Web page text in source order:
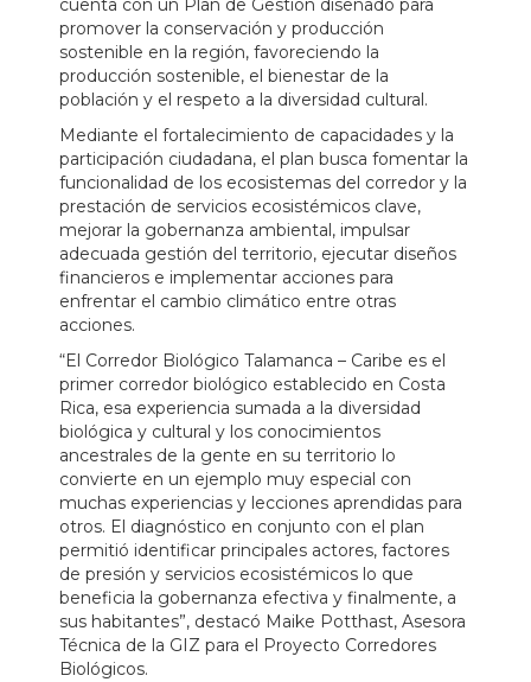
cuenta con un Plan de Gestión diseñado para
promover la conservación y producción
sostenible en la región, favoreciendo la
producción sostenible, el bienestar de la
población y el respeto a la diversidad cultural.
Mediante el fortalecimiento de capacidades y la
participación ciudadana, el plan busca fomentar la
funcionalidad de los ecosistemas del corredor y la
prestación de servicios ecosistémicos clave,
mejorar la gobernanza ambiental, impulsar
adecuada gestión del territorio, ejecutar diseños
financieros e implementar acciones para
enfrentar el cambio climático entre otras
acciones.
“El Corredor Biológico Talamanca – Caribe es el
primer corredor biológico establecido en Costa
Rica, esa experiencia sumada a la diversidad
biológica y cultural y los conocimientos
ancestrales de la gente en su territorio lo
convierte en un ejemplo muy especial con
muchas experiencias y lecciones aprendidas para
otros. El diagnóstico en conjunto con el plan
permitió identificar principales actores, factores
de presión y servicios ecosistémicos lo que
beneficia la gobernanza efectiva y finalmente, a
sus habitantes”, destacó Maike Potthast, Asesora
Técnica de la GIZ para el Proyecto Corredores
Biológicos.